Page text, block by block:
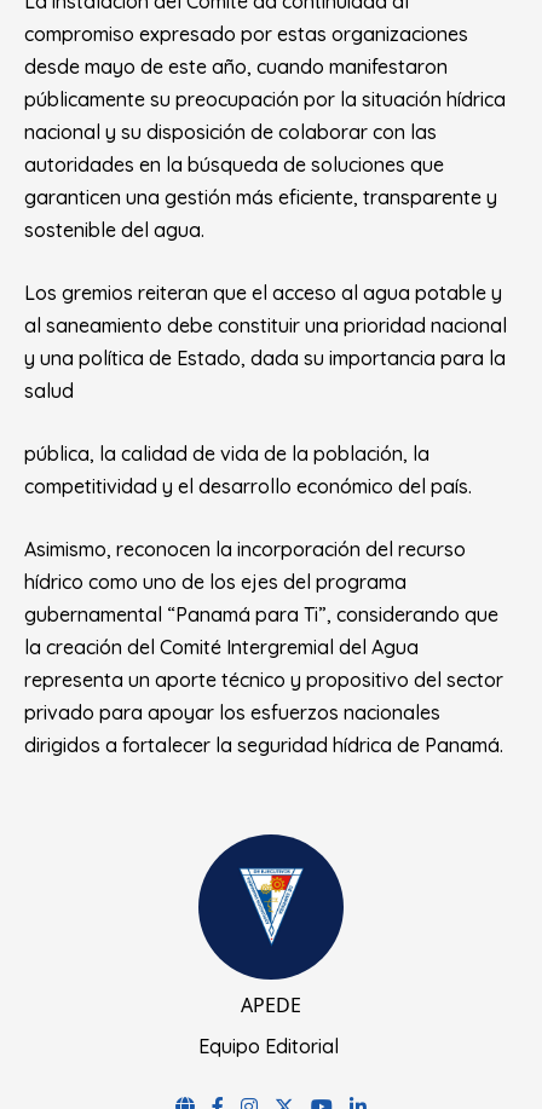
compromiso expresado por estas organizaciones
desde mayo de este año, cuando manifestaron
públicamente su preocupación por la situación hídrica
nacional y su disposición de colaborar con las
autoridades en la búsqueda de soluciones que
garanticen una gestión más eficiente, transparente y
sostenible del agua.
Los gremios reiteran que el acceso al agua potable y
al saneamiento debe constituir una prioridad nacional
y una política de Estado, dada su importancia para la
salud
pública, la calidad de vida de la población, la
competitividad y el desarrollo económico del país.
Asimismo, reconocen la incorporación del recurso
hídrico como uno de los ejes del programa
gubernamental “Panamá para Ti”, considerando que
la creación del Comité Intergremial del Agua
representa un aporte técnico y propositivo del sector
privado para apoyar los esfuerzos nacionales
dirigidos a fortalecer la seguridad hídrica de Panamá.
APEDE
Equipo Editorial